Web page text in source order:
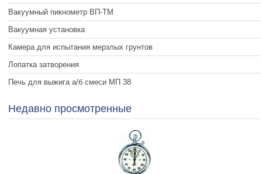
Вакуумный пикнометр ВП-ТМ
Вакуумная установка
Камера для испытания мерзлых грунтов
Лопатка затворения
Печь для выжига а/б смеси МП 38
Недавно просмотренные